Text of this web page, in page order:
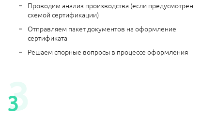
Проводим анализ производства (если предусмотрен
схемой сертификации)
Отправляем пакет документов на оформление
сертификата
Решаем спорные вопросы в процессе оформления